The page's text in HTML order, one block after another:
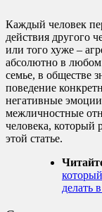
Каждый человек
действия другого
или того хуже –
абсолютно в любом
семье, в обществе
поведение
негативные
межличностные
человека, который
этой статье.
делать